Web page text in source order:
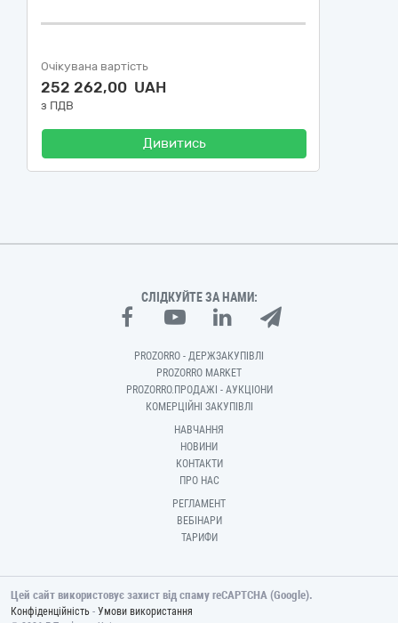
Очікувана вартість
252 262,00 UAH
з ПДВ
Дивитись
СЛІДКУЙТЕ ЗА НАМИ:
PROZORRO - ДЕРЖЗАКУПІВЛІ
PROZORRO MARKET
PROZORRO.ПРОДАЖІ - АУКЦІОНИ
КОМЕРЦІЙНІ ЗАКУПІВЛІ
НАВЧАННЯ
НОВИНИ
КОНТАКТИ
ПРО НАС
РЕГЛАМЕНТ
ВЕБІНАРИ
ТАРИФИ
Цей сайт використовує захист від спаму reCAPTCHA (Google).
Конфіденційність - Умови використання